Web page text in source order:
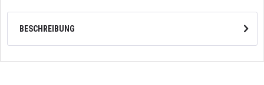
BESCHREIBUNG